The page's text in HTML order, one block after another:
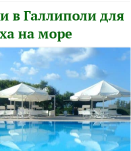
в Галлиполи для
на море